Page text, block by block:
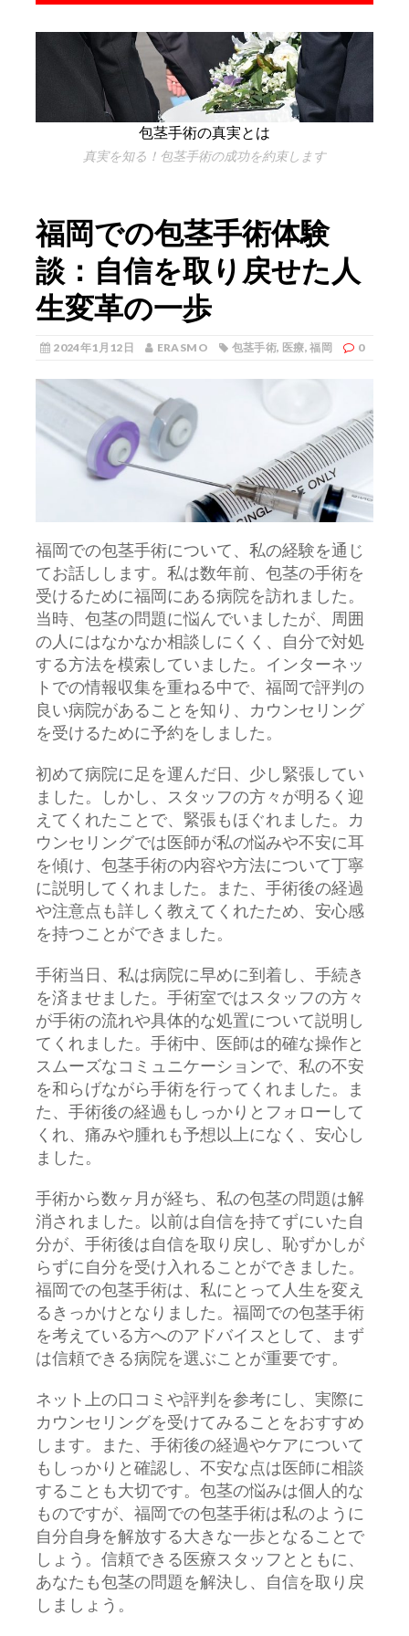
包茎手術の真実とは
真実を知る！包茎手術の成功を約束します
福岡での包茎手術体験
談：自信を取り戻せた人
生変革の一歩
2024年1月12日 ERASMO 包茎手術, 医療,福岡 0
福岡での包茎手術について、私の経験を通じ
てお話しします。 私は数年前、包茎の手術を
受けるために福岡にある病院を訪れました。
当時、包茎の問題に悩んでいましたが、周囲
の人にはなかなか相談しにくく、自分で対処
する方法を模索していました。インターネッ
トでの情報収集を重ねる中で、福岡で評判の
良い病院があることを知り、カウンセリング
を受けるために予約をしました。
初めて病院に足を運んだ日、少し緊張してい
ました。しかし、スタッフの方々が明るく迎
えてくれたことで、緊張もほぐれました。カ
ウンセリングでは医師が私の悩みや不安に耳
を傾け、包茎手術の内容や方法について丁寧
に説明してくれました。また、手術後の経過
や注意点も詳しく教えてくれたため、安心感
を持つことができました。
手術当日、私は病院に早めに到着し、手続き
を済ませました。手術室ではスタッフの方々
が手術の流れや具体的な処置について説明し
てくれました。手術中、医師は的確な操作と
スムーズなコミュニケーションで、私の不安
を和らげながら手術を行ってくれました。ま
た、手術後の経過もしっかりとフォローして
くれ、痛みや腫れも予想以上になく、安心し
ました。
手術から数ヶ月が経ち、私の包茎の問題は解
消されました。以前は自信を持てずにいた自
分が、手術後は自信を取り戻し、恥ずかしが
らずに自分を受け入れることができました。
福岡での包茎手術は、私にとって人生を変え
るきっかけとなりました。福岡での包茎手術
を考えている方へのアドバイスとして、まず
は信頼できる病院を選ぶことが重要です。
ネット上の口コミや評判を参考にし、実際に
カウンセリングを受けてみることをおすすめ
します。また、手術後の経過やケアについて
もしっかりと確認し、不安な点は医師に相談
することも大切です。包茎の悩みは個人的な
ものですが、福岡での包茎手術は私のように
自分自身を解放する大きな一歩となることで
しょう。信頼できる医療スタッフとともに、
あなたも包茎の問題を解決し、自信を取り戻
しましょう。